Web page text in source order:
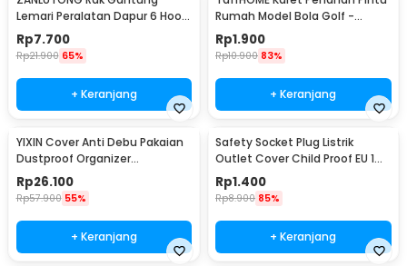
Lemari Peralatan Dapur 6 Hook
Besi - 2137
Rp7.700
Rp21.900 65%
+ Keranjang
Rumah Model Bola Golf -
HDS209
Rp1.900
Rp10.900 83%
+ Keranjang
YIXIN Cover Anti Debu Pakaian
Dustproof Organizer
60x30x110cm - PEVA
Rp26.100
Rp57.900 55%
+ Keranjang
Safety Socket Plug Listrik
Outlet Cover Child Proof EU 1
PCS
Rp1.400
Rp8.900 85%
+ Keranjang